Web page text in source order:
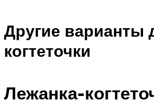
Другие варианты
когтеточки
Лежанка-